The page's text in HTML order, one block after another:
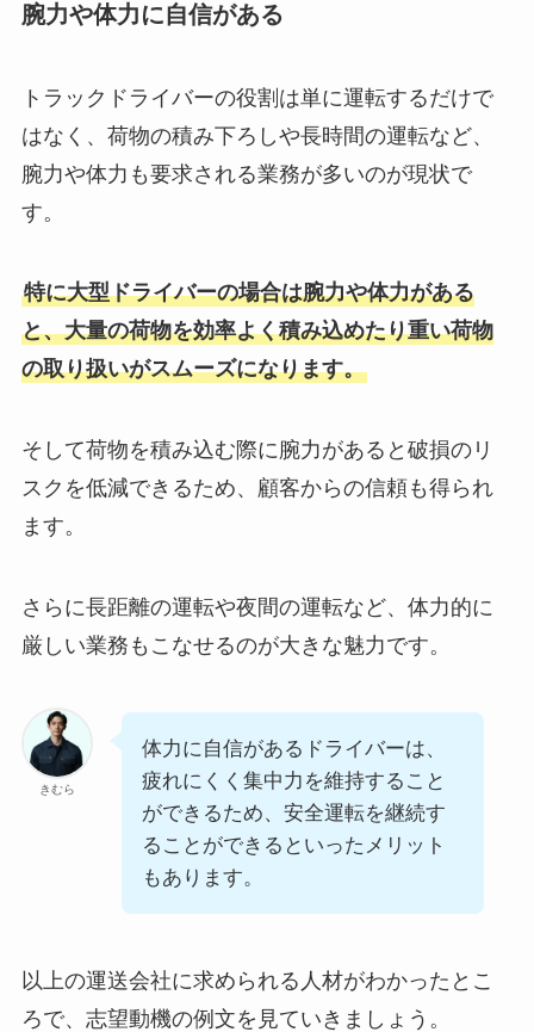
腕力や体力に自信がある
トラックドライバーの役割は単に運転するだけで
はなく、荷物の積み下ろしや長時間の運転など、
腕力や体力も要求される業務が多いのが現状で
す。
特に大型ドライバーの場合は腕力や体力がある
と、大量の荷物を効率よく積み込めたり重い荷物
の取り扱いがスムーズになります。
そして荷物を積み込む際に腕力があると破損のリ
スクを低減できるため、顧客からの信頼も得られ
ます。
さらに長距離の運転や夜間の運転など、体力的に
厳しい業務もこなせるのが大きな魅力です。
きむら
体力に自信があるドライバーは、
疲れにくく集中力を維持すること
ができるため、安全運転を継続す
ることができるといったメリット
もあります。
以上の運送会社に求められる人材がわかったとこ
ろで、志望動機の例文を見ていきましょう。